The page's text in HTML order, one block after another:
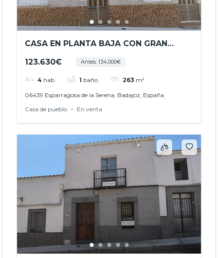
CASA EN PLANTA BAJA CON GRAN
EN ESPARRAGOSA DE LA SERENA – REF.-
JHBA25062
123.630€ Antes: 134.000€
4 hab 1 baño 263 m²
06439 Esparragosa de la Serena, Badajoz, España
Casa de pueblo
En venta